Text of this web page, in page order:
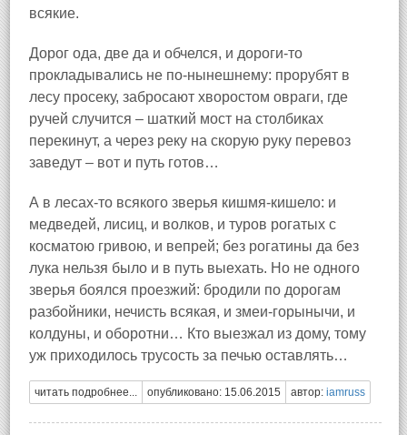
всякие.
Дорог ода, две да и обчелся, и дороги-то
прокладывались не по-нынешнему: прорубят в
лесу просеку, забросают хворостом овраги, где
ручей случится – шаткий мост на столбиках
перекинут, а через реку на скорую руку перевоз
заведут – вот и путь готов…
А в лесах-то всякого зверья кишмя-кишело: и
медведей, лисиц, и волков, и туров рогатых с
косматою гривою, и вепрей; без рогатины да без
лука нельзя было и в путь выехать. Но не одного
зверья боялся проезжий: бродили по дорогам
разбойники, нечисть всякая, и змеи-горынычи, и
колдуны, и оборотни… Кто выезжал из дому, тому
уж приходилось трусость за печью оставлять…
читать подробнее... опубликовано: 15.06.2015 автор: iamruss